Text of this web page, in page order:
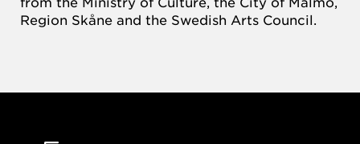
Region Skåne and the Swedish Arts Council.